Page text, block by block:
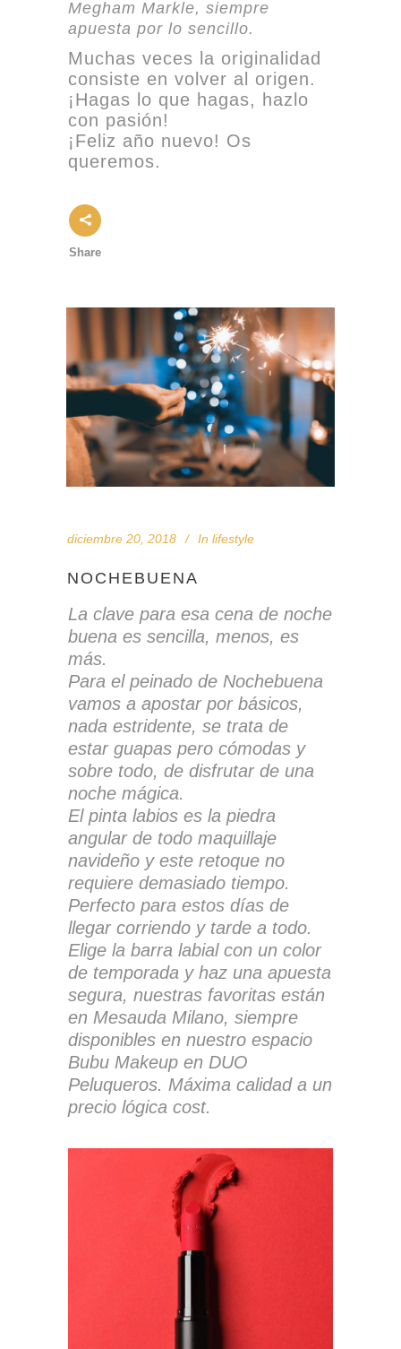
Megham Markle, siempre
apuesta por lo sencillo.
Muchas veces la originalidad
consiste en volver al origen.
¡Hagas lo que hagas, hazlo
con pasión!
¡Feliz año nuevo! Os
queremos.
Share
diciembre 20, 2018 In lifestyle
NOCHEBUENA
La clave para esa cena de noche
buena es sencilla, menos, es
más.
Para el peinado de Nochebuena
vamos a apostar por básicos,
nada estridente, se trata de
estar guapas pero cómodas y
sobre todo, de disfrutar de una
noche mágica.
El pinta labios es la piedra
angular de todo maquillaje
navideño y este retoque no
requiere demasiado tiempo.
Perfecto para estos días de
llegar corriendo y tarde a todo.
Elige la barra labial con un color
de temporada y haz una apuesta
segura, nuestras favoritas están
en Mesauda Milano, siempre
disponibles en nuestro espacio
Bubu Makeup en DUO
Peluqueros. Máxima calidad a un
precio lógica cost.